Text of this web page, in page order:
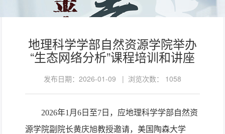
地理科学学部自然资源学院举办
“生态网络分析”课程培训和讲座
发布日期：2026-01-09 | 浏览次数： 1058
2026年1月6日至7日，应地理科学学部自然资
源学院副院长黄庆旭教授邀请，美国陶森大学